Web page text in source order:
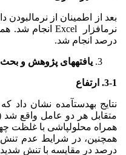
درصد انجام شد.
یافته­های پژوهش و بحث
3-1. ارتفاع
نتایج به­دست­آمده نشان داد